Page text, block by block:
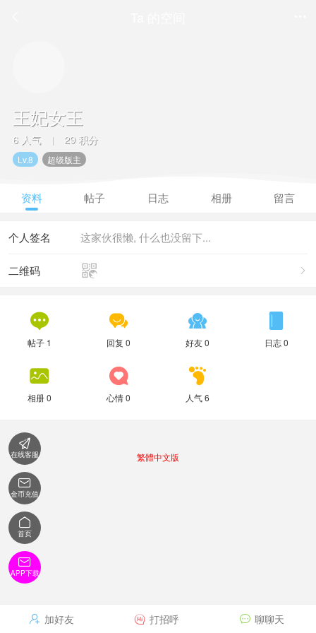
王妃女王
6 人气 | 29 积分
Lv.8 超级版主
资料 帖子 日志 相册 留言
这家伙很懒, 什么也没留下...
个人签名


二维码

帖子 1

回复 0

好友 0

日志 0

相册 0

心情 0

人气 6
 加好友  打招呼  聊聊天
繁體中文版

在线客服

金币充值

首页

APP下载